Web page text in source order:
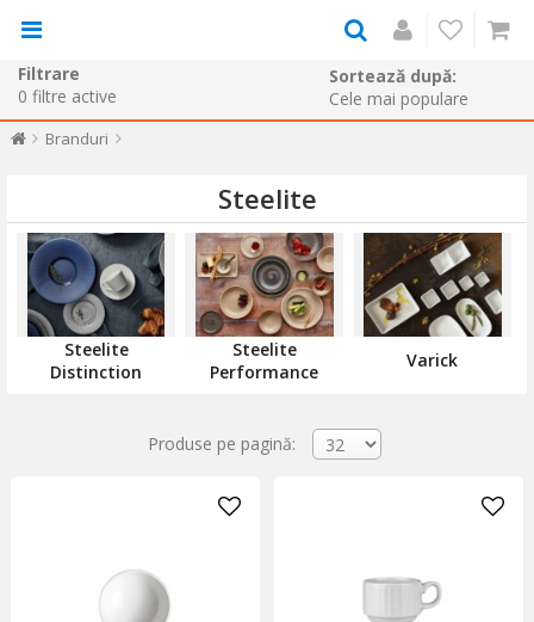
Filtrare
0 filtre active
Sortează după:
Branduri
Steelite
Steelite
Distinction
Steelite
Performance
Varick
Produse pe pagină: